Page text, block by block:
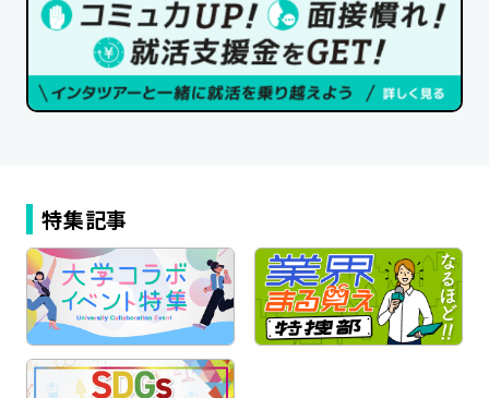
特集記事